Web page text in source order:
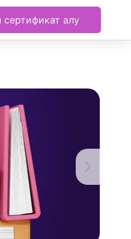
сертификат алу